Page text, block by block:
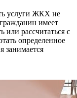
услуги ЖКХ не
имеет
или рассчитаться с
определенное
занимается